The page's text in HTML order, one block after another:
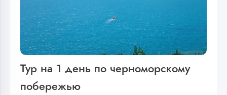
Тур на 1 день по черноморскому
побережью